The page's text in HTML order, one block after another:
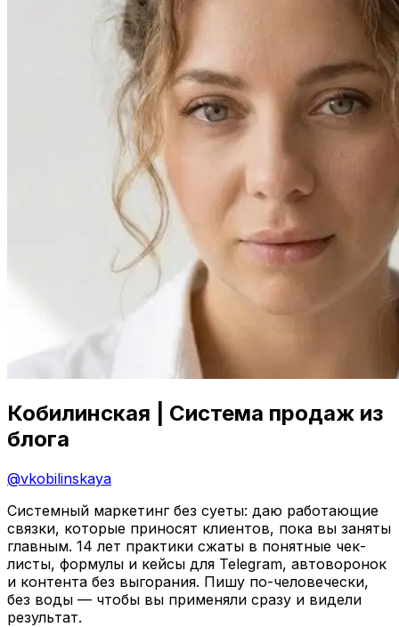
Кобилинская | Система продаж из
блога
@vkobilinskaya
Системный маркетинг без суеты: даю работающие
связки, которые приносят клиентов, пока вы заняты
главным. 14 лет практики сжаты в понятные чек-
листы, формулы и кейсы для Telegram, автоворонок
и контента без выгорания. Пишу по-человечески,
без воды — чтобы вы применяли сразу и видели
результат.